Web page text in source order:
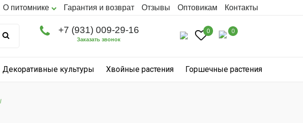
О питомнике Гарантия и возврат Отзывы Оптовикам Контакты
+7 (931) 009-29-16
Заказать звонок
0 0
Декоративные культуры Хвойные растения Горшечные растения